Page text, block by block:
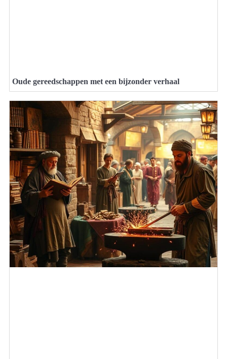
Oude gereedschappen met een bijzonder verhaal